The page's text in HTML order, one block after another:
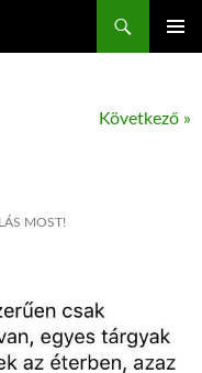
Következő »
MOST!